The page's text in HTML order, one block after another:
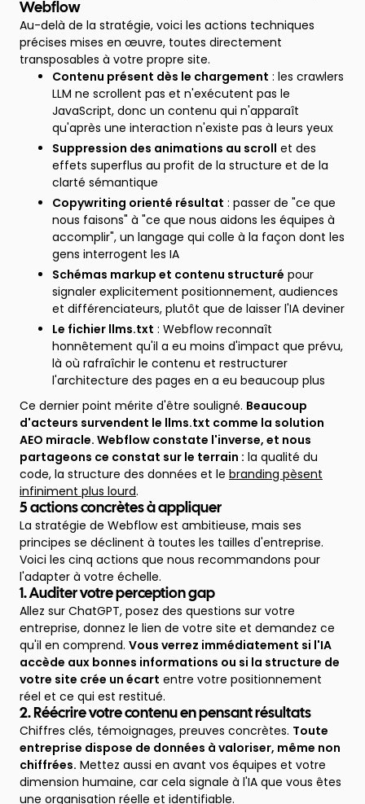
Webflow
Au-delà de la stratégie, voici les actions techniques
précises mises en œuvre, toutes directement
transposables à votre propre site.
Contenu présent dès le chargement : les crawlers
LLM ne scrollent pas et n'exécutent pas le
JavaScript, donc un contenu qui n'apparaît
qu'après une interaction n'existe pas à leurs yeux
Suppression des animations au scroll et des
effets superflus au profit de la structure et de la
clarté sémantique
Copywriting orienté résultat : passer de "ce que
nous faisons" à "ce que nous aidons les équipes à
accomplir", un langage qui colle à la façon dont les
gens interrogent les IA
Schémas markup et contenu structuré pour
signaler explicitement positionnement, audiences
et différenciateurs, plutôt que de laisser l'IA deviner
Le fichier llms.txt : Webflow reconnaît
honnêtement qu'il a eu moins d'impact que prévu,
là où rafraîchir le contenu et restructurer
l'architecture des pages en a eu beaucoup plus
Ce dernier point mérite d'être souligné. Beaucoup
d'acteurs survendent le llms.txt comme la solution
AEO miracle. Webflow constate l'inverse, et nous
partageons ce constat sur le terrain : la qualité du
code, la structure des données et le branding pèsent
infiniment plus lourd.
5 actions concrètes à appliquer
La stratégie de Webflow est ambitieuse, mais ses
principes se déclinent à toutes les tailles d'entreprise.
Voici les cinq actions que nous recommandons pour
l'adapter à votre échelle.
1. Auditer votre perception gap
Allez sur ChatGPT, posez des questions sur votre
entreprise, donnez le lien de votre site et demandez ce
qu'il en comprend. Vous verrez immédiatement si l'IA
accède aux bonnes informations ou si la structure de
votre site crée un écart entre votre positionnement
réel et ce qui est restitué.
2. Réécrire votre contenu en pensant résultats
Chiffres clés, témoignages, preuves concrètes. Toute
entreprise dispose de données à valoriser, même non
chiffrées. Mettez aussi en avant vos équipes et votre
dimension humaine, car cela signale à l'IA que vous êtes
une organisation réelle et identifiable.